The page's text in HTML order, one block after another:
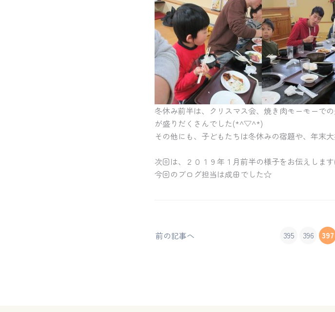
冬休み前半は、クリスマス会、焼き肉モーモーで
が盛りだくさんでした(*^▽^*)
その他にも、子どもたちは冬休みの宿題や、年末
次回は、２０１９年１月前半の様子をお伝えしま
今回のブログ担当は成田でした☆
前の記事へ 395 396 397